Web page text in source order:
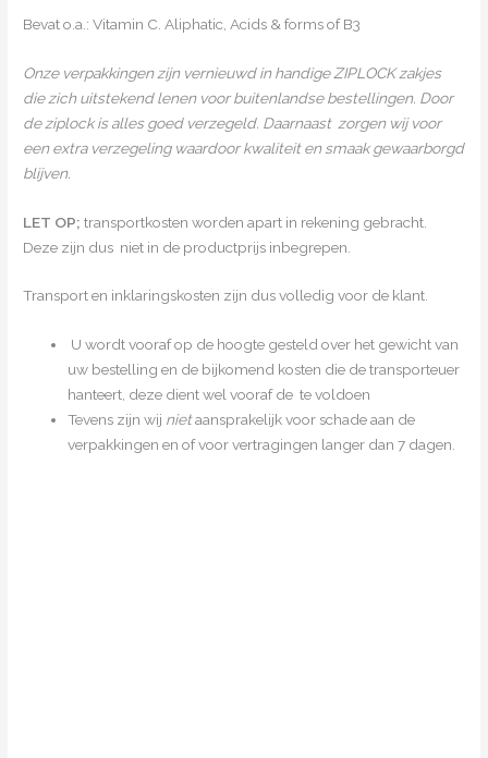
Bevat o.a.: Vitamin C. Aliphatic, Acids & forms of B3
Onze verpakkingen zijn vernieuwd in handige ZIPLOCK zakjes
die zich uitstekend lenen voor buitenlandse bestellingen. Door
de ziplock is alles goed verzegeld. Daarnaast zorgen wij voor
een extra verzegeling waardoor kwaliteit en smaak gewaarborgd
blijven.
LET OP;transportkosten worden apart in rekening gebracht.
Deze zijn dus niet in de productprijs inbegrepen.
Transport en inklaringskosten zijn dus volledig voor de klant.
U wordt vooraf op de hoogte gesteld over het gewicht van
uw bestelling en de bijkomend kosten die de transporteuer
hanteert, deze dient wel vooraf de te voldoen
Tevens zijn wij nietaansprakelijk voor schade aan de
verpakkingen en of voor vertragingen langer dan 7 dagen.